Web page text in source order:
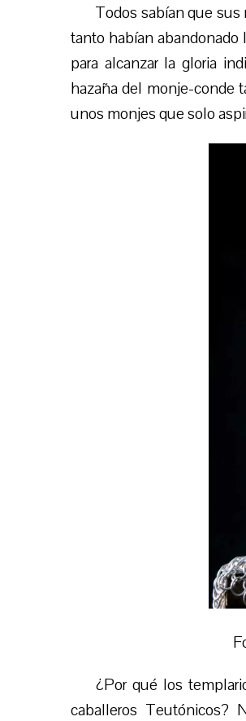
Todos sabían que
tanto habían
para alcanzar la gloria
hazaña del monje-conde
unos monjes que solo
¿Por qué los
caballeros Teutónicos?